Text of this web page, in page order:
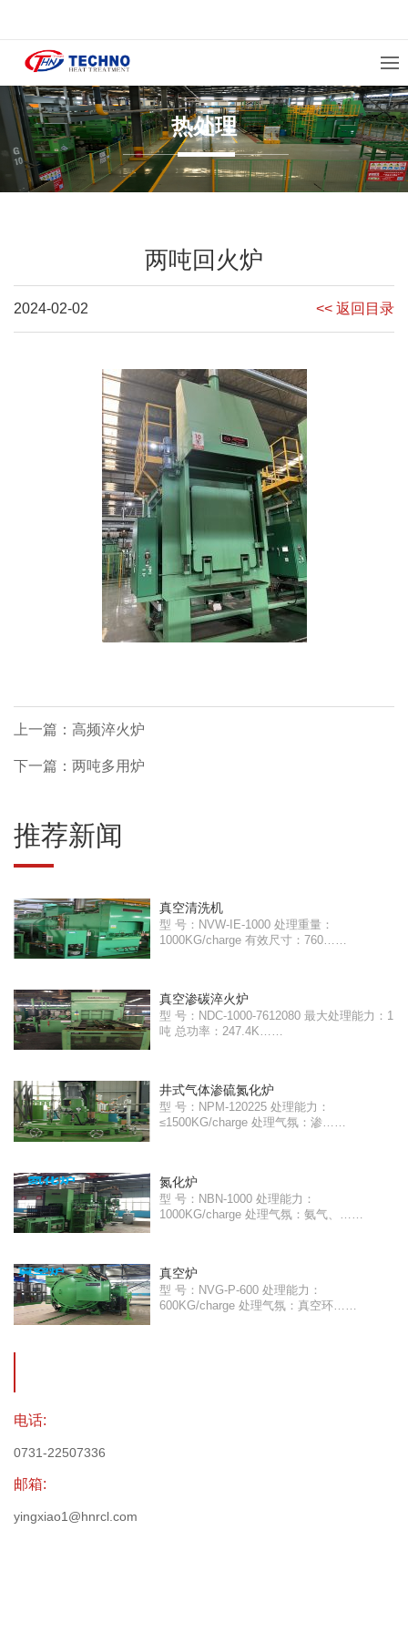
热处理
两吨回火炉
2024-02-02 << 返回目录
上一篇：高频淬火炉
下一篇：两吨多用炉
推荐新闻
真空清洗机
型 号：NVW-IE-1000 处理重量：
1000KG/charge 有效尺寸：760……
真空渗碳淬火炉
型 号：NDC-1000-7612080 最大处理能力：1
吨 总功率：247.4K……
井式气体渗硫氮化炉
型 号：NPM-120225 处理能力：
≤1500KG/charge 处理气氛：渗……
氮化炉
型 号：NBN-1000 处理能力：
1000KG/charge 处理气氛：氨气、……
真空炉
型 号：NVG-P-600 处理能力：
600KG/charge 处理气氛：真空环……
电话:
0731-22507336
邮箱:
yingxiao1@hnrcl.com